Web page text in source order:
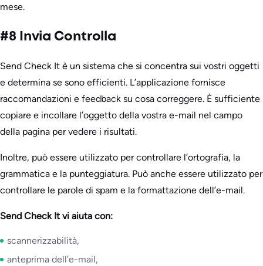
mese.
#8 Invia Controlla
Send Check It è un sistema che si concentra sui vostri oggetti
e determina se sono efficienti. L’applicazione fornisce
raccomandazioni e feedback su cosa correggere. È sufficiente
copiare e incollare l’oggetto della vostra e-mail nel campo
della pagina per vedere i risultati.
Inoltre, può essere utilizzato per controllare l’ortografia, la
grammatica e la punteggiatura. Può anche essere utilizzato per
controllare le parole di spam e la formattazione dell’e-mail.
Send Check It vi aiuta con:
scannerizzabilità,
anteprima dell’e-mail,